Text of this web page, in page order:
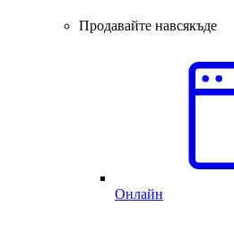
Продавайте навсякъде
Онлайн